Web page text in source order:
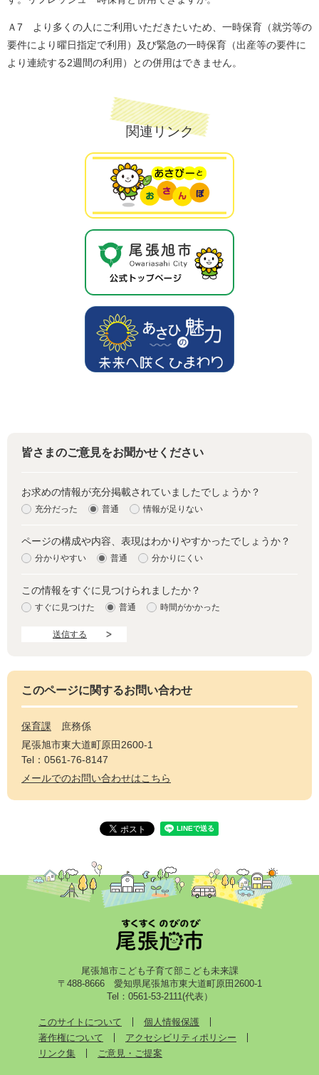
Ａ7 より多くの人にご利用いただきたいため、一時保育（就労等の
要件により曜日指定で利用）及び緊急の一時保育（出産等の要件に
より連続する2週間の利用）との併用はできません。
関連リンク
皆さまのご意見をお聞かせください
お求めの情報が充分掲載されていましたでしょうか？
充分だった 普通 情報が足りない
ページの構成や内容、表現はわかりやすかったでしょうか？
分かりやすい 普通 分かりにくい
この情報をすぐに見つけられましたか？
すぐに見つけた 普通 時間がかかった
このページに関するお問い合わせ
保育課
庶務係
尾張旭市東大道町原田2600-1
Tel：0561-76-8147
メールでのお問い合わせはこちら
尾張旭市こども子育て部こども未来課
〒488-8666 愛知県尾張旭市東大道町原田2600-1
Tel：0561-53-2111(代表）
このサイトについて
個人情報保護
著作権について
アクセシビリティポリシー
リンク集
ご意見・ご提案